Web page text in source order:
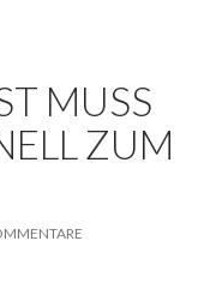
MUSS
ZUM